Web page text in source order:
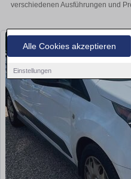
Alle Cookies akzeptieren
Einstellungen
verschiedenen Ausführungen und